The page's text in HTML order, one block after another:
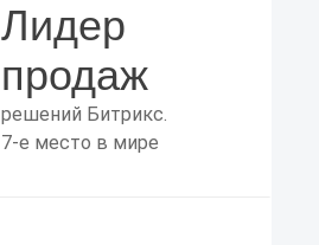
Лидер
продаж
решений Битрикс.
7-е место в мире